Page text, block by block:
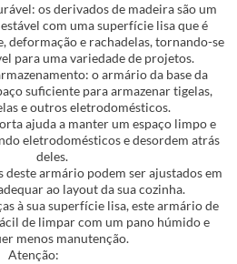
os derivados de madeira são um
com uma superfície lisa que é
deformação e rachadelas, tornando-se
para uma variedade de projetos.
o armário da base da
suficiente para armazenar tigelas,
e outros eletrodomésticos.
ajuda a manter um espaço limpo e
eletrodomésticos e desordem atrás
deles.
deste armário podem ser ajustados em
ao layout da sua cozinha.
à sua superfície lisa, este armário de
de limpar com um pano húmido e
menos manutenção.
Atenção: